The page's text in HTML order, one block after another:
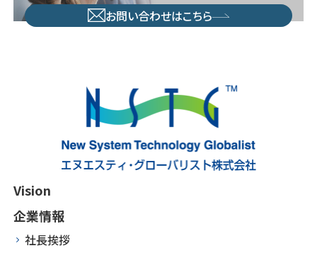
お問い合わせはこちら
Vision
企業情報
社長挨拶